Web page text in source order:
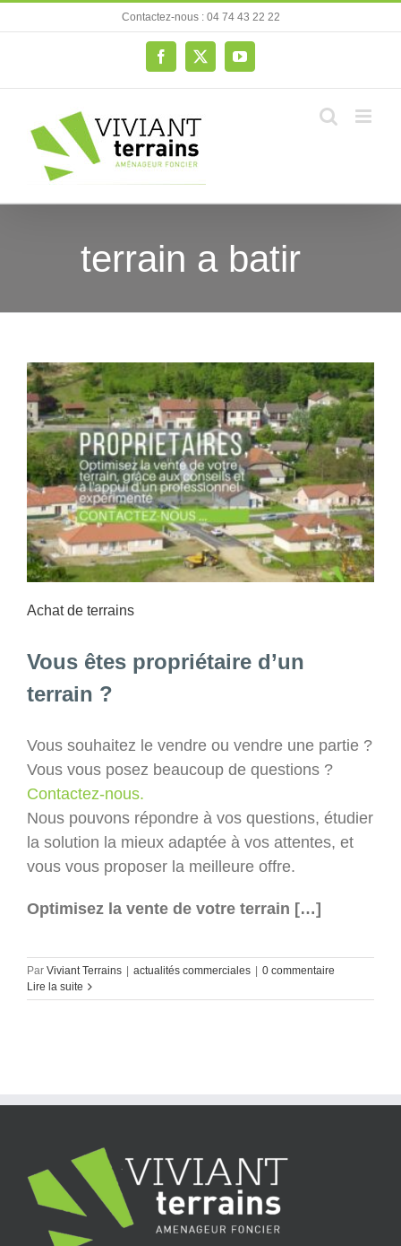
au
Contactez-nous : 04 74 43 22 22
Facebook
X YouTube
terrain a batir
Achat de terrains
Vous êtes propriétaire d’un
terrain ?
Vous souhaitez le vendre ou vendre une partie ?
Vous vous posez beaucoup de questions ?
Contactez-nous.
Nous pouvons répondre à vos questions, étudier
la solution la mieux adaptée à vos attentes, et
vous vous proposer la meilleure offre.
Optimisez la vente de votre terrain […]
Par Viviant Terrains actualités commerciales
0 commentaire
Lire la suite